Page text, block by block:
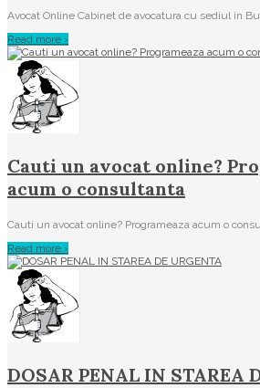
Avocat Online Cabinet de avocatura cu sediul in
Read more ›
Cauti un avocat online?
acum o consultanta
Cauti un avocat online? Programeaza acum o
Read more ›
DOSAR PENAL IN STAREA